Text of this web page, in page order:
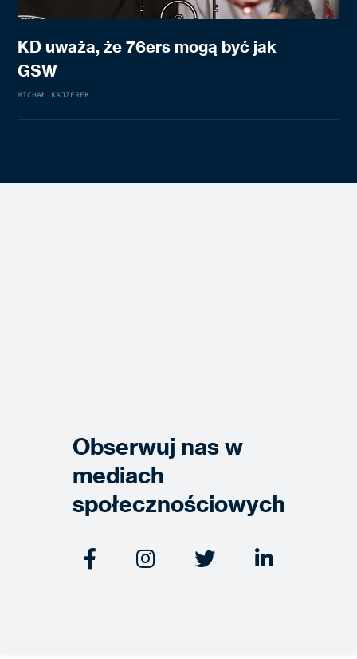
KD uważa, że 76ers mogą być jak
GSW
MICHAŁ KAJZEREK
Obserwuj nas w
mediach
społecznościowych
   